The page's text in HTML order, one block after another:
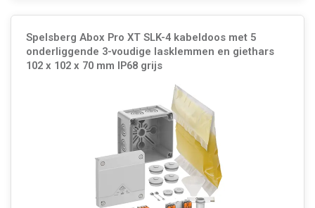
Spelsberg Abox Pro XT SLK-4 kabeldoos met 5
onderliggende 3-voudige lasklemmen en giethars
102 x 102 x 70 mm IP68 grijs